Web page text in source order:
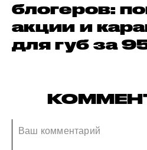
блогеров:
акции и
для губ за